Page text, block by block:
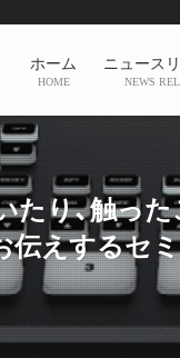
ホーム
HOME
ニュース
NEWS
り、触っ
伝えするセ